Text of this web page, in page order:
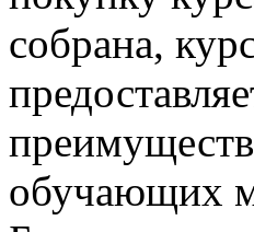
собрана,
обучающих